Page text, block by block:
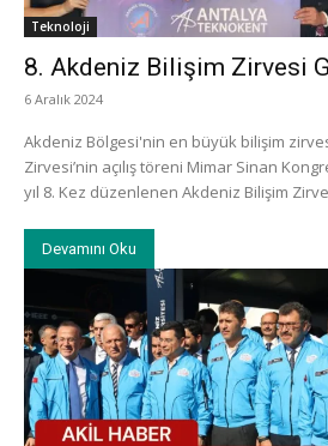
Teknoloji
8. Akdeniz Bilişim Zirvesi
6 Aralık 2024
Akdeniz Bölgesi'nin en büyük bilişim
Zirvesi’nin açılış töreni Mimar Sinan
yıl 8. Kez düzenlenen Akdeniz Bilişim
Devamını Oku